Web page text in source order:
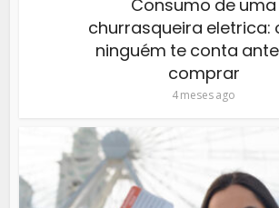
Consumo de uma
churrasqueira eletrica:
ninguém te conta
comprar
4 meses ago